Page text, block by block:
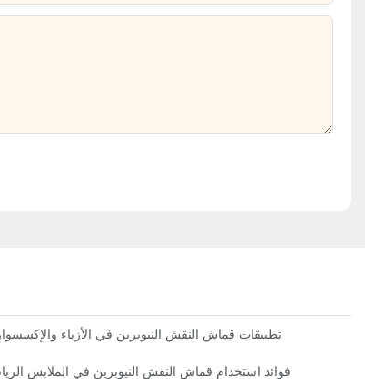
تطبيقات قماش النقش النيوبرين في الأزياء
فوائد استخدام قماش النقش النيوبرين في الملابس